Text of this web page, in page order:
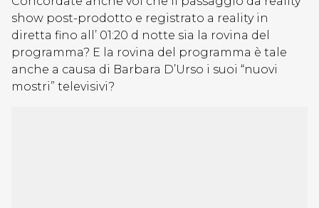
show post-prodotto e registrato a reality in
diretta fino all’ 01:20 d notte sia la rovina del
programma? E la rovina del programma è tale
anche a causa di Barbara D’Urso i suoi “nuovi
mostri” televisivi?